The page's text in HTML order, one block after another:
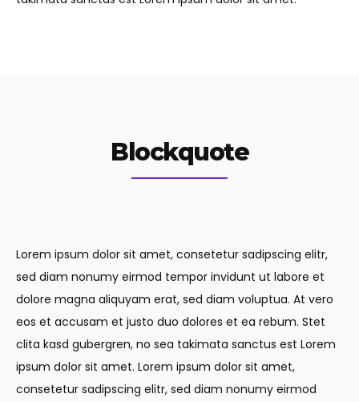
Blockquote
Lorem ipsum dolor sit amet, consetetur sadipscing elitr,
sed diam nonumy eirmod tempor invidunt ut labore et
dolore magna aliquyam erat, sed diam voluptua. At vero
eos et accusam et justo duo dolores et ea rebum. Stet
clita kasd gubergren, no sea takimata sanctus est Lorem
ipsum dolor sit amet. Lorem ipsum dolor sit amet,
consetetur sadipscing elitr, sed diam nonumy eirmod